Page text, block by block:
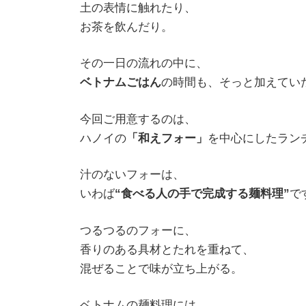
土の表情に触れたり、
お茶を飲んだり。
その一日の流れの中に、
ベトナムごはんの時間も、そっと加えてい
今回ご用意するのは、
ハノイの 「和えフォー」 を中心にしたラン
汁のないフォーは、
いわば“食べる人の手で完成する麺料理”で
つるつるのフォーに、
香りのある具材とたれを重ねて、
混ぜることで味が立ち上がる。